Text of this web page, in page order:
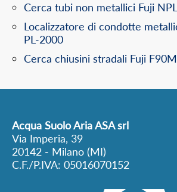
Cerca tubi non metallici Fuji
Localizzatore di condotte
PL-2000
Cerca chiusini stradali Fuji F90M
Acqua Suolo Aria ASA srl
Via Imperia, 39
20142 - Milano (MI)
C.F./P.IVA: 05016070152